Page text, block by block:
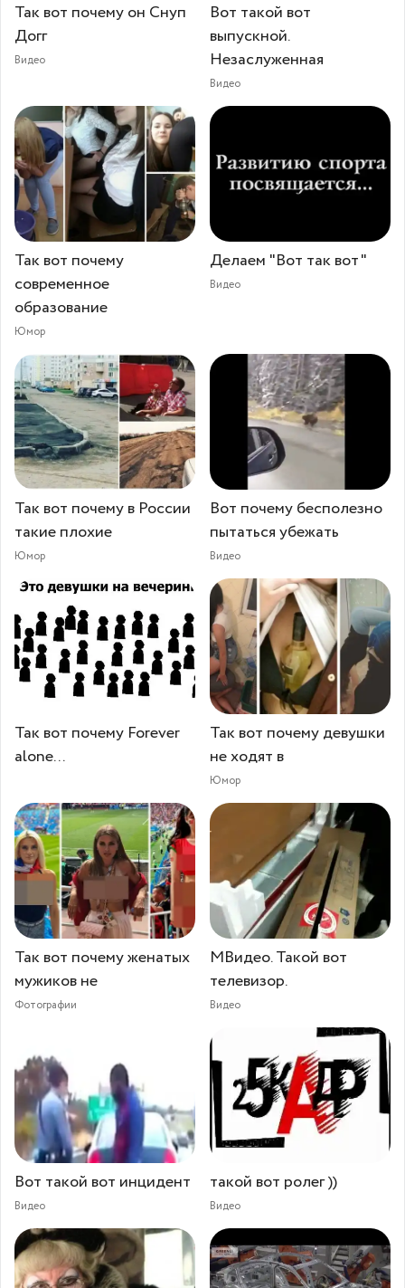
Так вот почему он Снуп
Догг
Видео
Вот такой вот
выпускной.
Незаслуженная
Видео
Так вот почему
современное
образование
Юмор
Делаем "Вот так вот"
Видео
Так вот почему в России
такие плохие
Юмор
Вот почему бесполезно
пытаться убежать
Видео
Так вот почему Forever
alone...
Так вот почему девушки
не ходят в
Юмор
Так вот почему женатых
мужиков не
Фотографии
МВидео. Такой вот
телевизор.
Видео
Вот такой вот инцидент
Видео
такой вот ролег ))
Видео